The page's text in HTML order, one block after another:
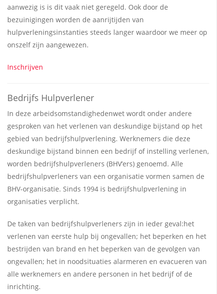
aanwezig is is dit vaak niet geregeld. Ook door de
bezuinigingen worden de aanrijtijden van
hulpverleningsinstanties steeds langer waardoor we meer op
onszelf zijn aangewezen.
Inschrijven
Bedrijfs Hulpverlener
In deze arbeidsomstandighedenwet wordt onder andere
gesproken van het verlenen van deskundige bijstand op het
gebied van bedrijfshulpverlening. Werknemers die deze
deskundige bijstand binnen een bedrijf of instelling verlenen,
worden bedrijfshulpverleners (BHV’ers) genoemd. Alle
bedrijfshulpverleners van een organisatie vormen samen de
BHV-organisatie. Sinds 1994 is bedrijfshulpverlening in
organisaties verplicht.
De taken van bedrijfshulpverleners zijn in ieder geval:het
verlenen van eerste hulp bij ongevallen; het beperken en het
bestrijden van brand en het beperken van de gevolgen van
ongevallen; het in noodsituaties alarmeren en evacueren van
alle werknemers en andere personen in het bedrijf of de
inrichting.